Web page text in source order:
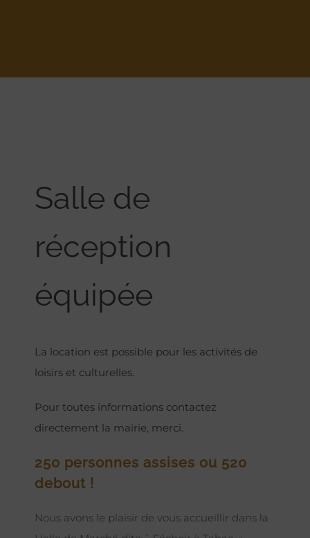
Salle de
réception
équipée
La location est possible pour les activités de
loisirs et culturelles.
Pour toutes informations contactez
directement la mairie, merci.
250 personnes assises ou 520
debout !
Nous avons le plaisir de vous accueillir dans la